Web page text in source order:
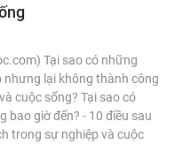
Tại sao có những
nhưng lại không thành công
cuộc sống? Tại sao có
bao giờ đến? - 10 điều sau
trong sự nghiệp và cuộc